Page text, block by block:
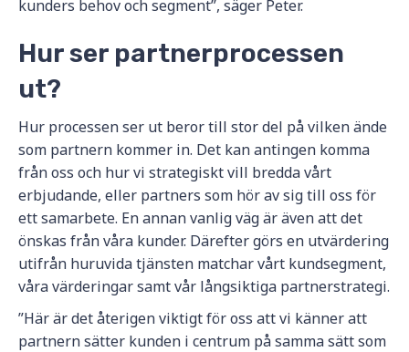
kunders behov och segment”, säger Peter.
Hur ser partnerprocessen
ut?
Hur processen ser ut beror till stor del på vilken ände
som partnern kommer in. Det kan antingen komma
från oss och hur vi strategiskt vill bredda vårt
erbjudande, eller partners som hör av sig till oss för
ett samarbete. En annan vanlig väg är även att det
önskas från våra kunder. Därefter görs en utvärdering
utifrån huruvida tjänsten matchar vårt kundsegment,
våra värderingar samt vår långsiktiga partnerstrategi.
”Här är det återigen viktigt för oss att vi känner att
partnern sätter kunden i centrum på samma sätt som